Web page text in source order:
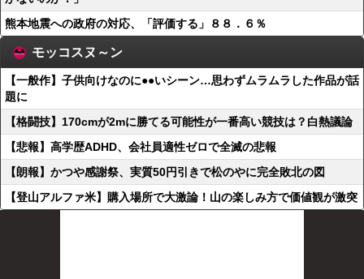
熊本地震への政府の対応、「評価する」８８．６％
モッコスヌ～ン
【一般作】子供向けなのに●●いシーン…思わずムラムラした作品が話
題に
【格闘技】170cmが2mに勝てる可能性が一番高い競技は？白熱議論
【悲報】高学歴ADHD、会社員適性ゼロで全滅の悲報
【朗報】かつや感謝祭、実質50円引きで松のやに完全敗北の図
【登山アルファ米】購入場所で大激論！山の楽しみ方で価値観が激突